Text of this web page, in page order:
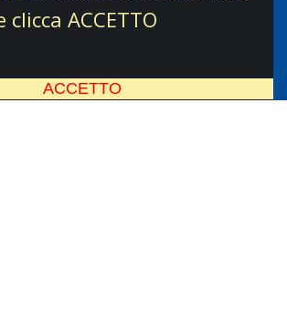
ACCETTO
ACCETTO